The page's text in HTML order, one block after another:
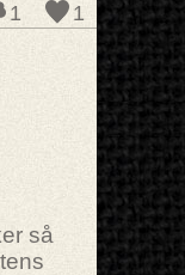
1
1
så